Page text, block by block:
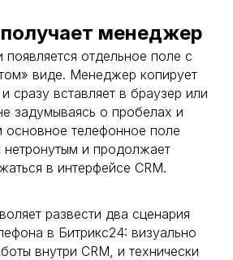
получает менеджер
появляется отдельное поле с
виде. Менеджер копирует
сразу вставляет в браузер или
задумываясь о пробелах и
основное телефонное поле
нетронутым и продолжает
в интерфейсе CRM.
развести два сценария
в Битрикс24: визуально
внутри CRM, и технически